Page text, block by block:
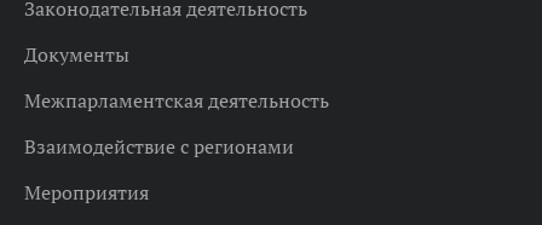
Законодательная деятельность
Документы
Межпарламентская деятельность
Взаимодействие с регионами
Мероприятия